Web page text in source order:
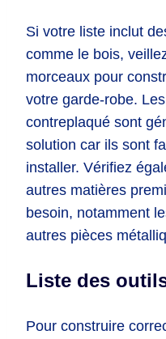
Si votre liste inclut
comme le bois,
morceaux pour
votre garde-robe.
contreplaqué sont
solution car ils sont
installer. Vérifiez
autres matières
besoin, notamment
autres pièces
Liste des
Pour construire